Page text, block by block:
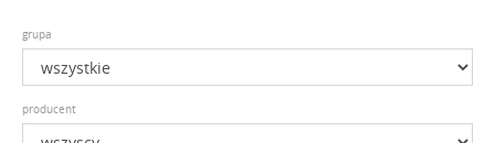
grupa
producent